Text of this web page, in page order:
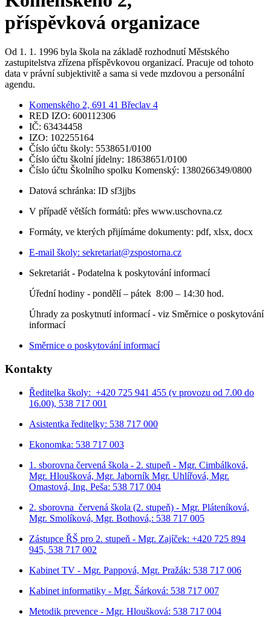
příspěvková organizace
Od 1. 1. 1996 byla škola na základě rozhodnutí Městského
zastupitelstva zřízena příspěvkovou organizací. Pracuje od tohoto
data v právní subjektivitě a sama si vede mzdovou a personální
agendu.
Komenského 2, 691 41 Břeclav 4
RED IZO: 600112306
IČ: 63434458
IZO: 102255164
Číslo účtu školy: 5538651/0100
Číslo účtu školní jídelny: 18638651/0100
Číslo účtu Školního spolku Komenský: 1380266349/0800
Datová schránka: ID sf3jjbs
V případě větších formátů: přes www.uschovna.cz
Formáty, ve kterých přijímáme dokumenty: pdf, xlsx, docx
E-mail školy: sekretariat@zspostorna.cz
Sekretariát - Podatelna k poskytování informací
Úřední hodiny - pondělí – pátek 8:00 – 14:30 hod.
Úhrady za poskytnutí informací - viz Směrnice o poskytování
informací
Směrnice o poskytování informací
Kontakty
Ředitelka školy: +420 725 941 455 (v provozu od 7.00 do
16.00), 538 717 001
Asistentka ředitelky: 538 717 000
Ekonomka: 538 717 003
1. sborovna červená škola - 2. stupeň - Mgr. Cimbálková,
Mgr. Hloušková, Mgr. Jaborník Mgr. Uhlířová, Mgr.
Omastová, Ing. Peša: 538 717 004
2. sborovna červená škola (2. stupeň) - Mgr. Pláteníková,
Mgr. Smolíková, Mgr. Bothová,: 538 717 005
Zástupce ŘŠ pro 2. stupeň - Mgr. Zajíček: +420 725 894
945, 538 717 002
Kabinet TV - Mgr. Pappová, Mgr. Pražák: 538 717 006
Kabinet informatiky - Mgr. Šárková: 538 717 007
Metodik prevence - Mgr. Hloušková: 538 717 004